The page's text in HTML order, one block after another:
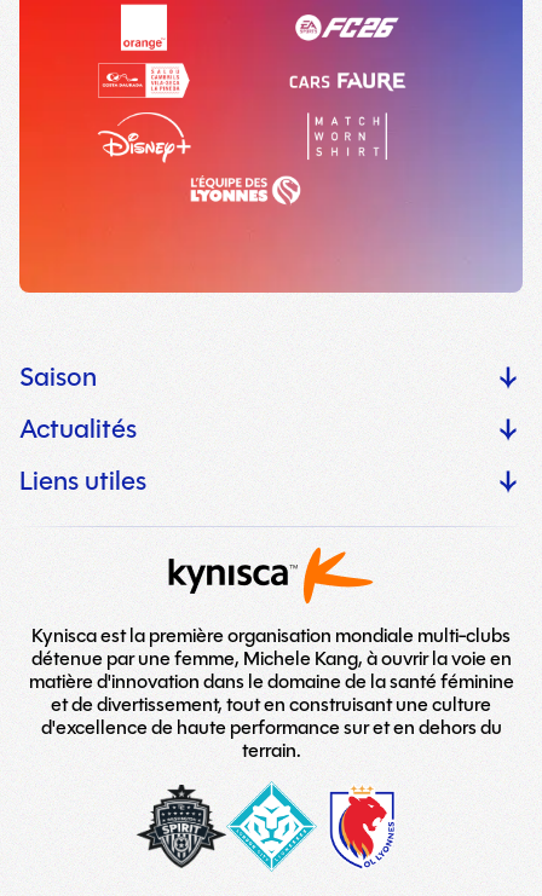
Saison
Actualités
Liens utiles
Kynisca est la première organisation mondiale multi-clubs
détenue par une femme, Michele Kang, à ouvrir la voie en
matière d'innovation dans le domaine de la santé féminine
et de divertissement, tout en construisant une culture
d'excellence de haute performance sur et en dehors du
terrain.
washington-
spirit copy
LOGO
TEAM